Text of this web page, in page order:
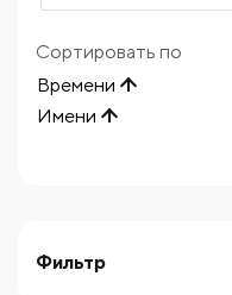
Фильтр
Сортировать по
Времени
Имени